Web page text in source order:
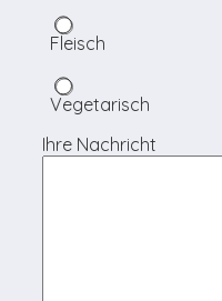
Fleisch
Vegetarisch
Ihre Nachricht